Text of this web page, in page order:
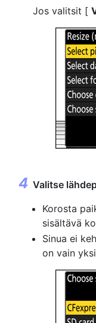
Jos valitsit [
Valitse
Korosta
sisältävä
Sinua ei
on vain